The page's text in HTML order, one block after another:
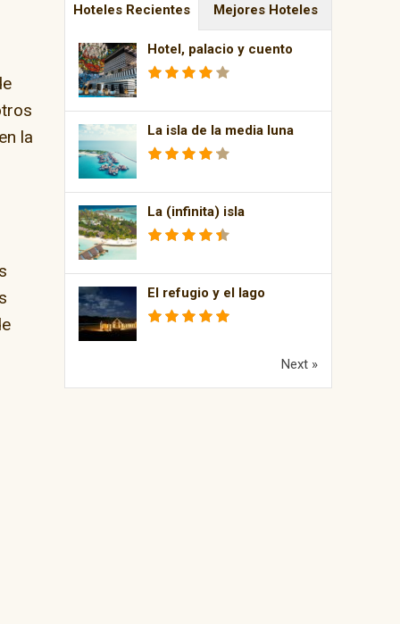
la
Hoteles Recientes Mejores Hoteles
Hotel, palacio y cuento
La isla de la media luna
La (infinita) isla
El refugio y el lago
Next »